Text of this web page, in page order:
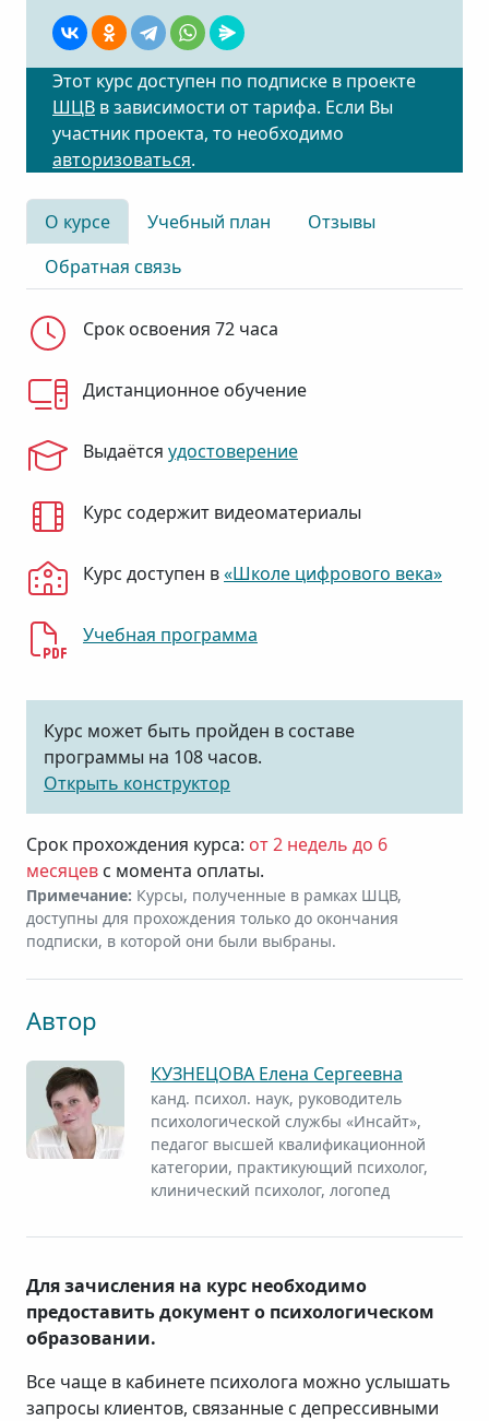
Этот курс доступен по подписке в проекте
ШЦВ в зависимости от тарифа. Если Вы
участник проекта, то необходимо
авторизоваться.
О курсе Учебный план
Отзывы
Обратная связь
Срок освоения 72 часа
Дистанционное обучение
Выдаётся удостоверение
Курс содержит видеоматериалы
Курс доступен в«Школе цифрового века»
Учебная программа
Курс может быть пройден в составе
программы на 108 часов.
Открыть конструктор
Срок прохождения курса: от 2 недель до 6
месяцев с момента оплаты.
Примечание: Курсы, полученные в рамках ШЦВ,
доступны для прохождения только до окончания
подписки, в которой они были выбраны.
Автор
КУЗНЕЦОВА Елена Сергеевна
канд. психол. наук, руководитель
психологической службы «Инсайт»,
педагог высшей квалификационной
категории, практикующий психолог,
клинический психолог, логопед
Для зачисления на курс необходимо
предоставить документ о психологическом
образовании.
Все чаще в кабинете психолога можно услышать
запросы клиентов, связанные с депрессивными